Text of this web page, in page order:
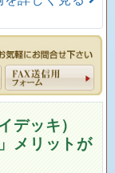
デッキ）
メリットが